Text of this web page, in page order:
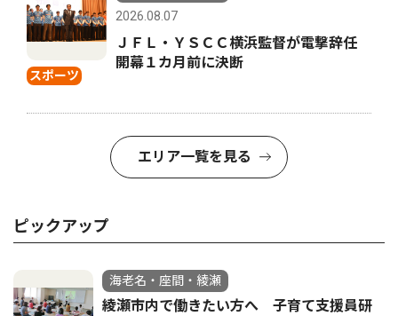
スポーツ
2026.08.07
ＪＦＬ・ＹＳＣＣ横浜監督が電撃辞任
開幕１カ月前に決断
エリア一覧を見る
ピックアップ
海老名・座間・綾瀬
綾瀬市内で働きたい方へ 子育て支援員研